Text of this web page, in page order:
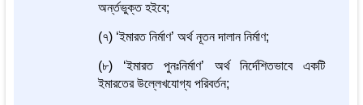
অর্ন্তভুক্ত হইবে;
(৭) ‘ইমারত নির্মাণ’ অর্থ নূতন দালান নির্মাণ;
(৮) ‘ইমারত পুনঃনির্মাণ’ অর্থ নির্দেশিতভাবে একটি
ইমারতের উল্লেখযোগ্য পরিবর্তন;